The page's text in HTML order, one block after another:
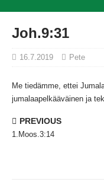
Joh.9:31
16.7.2019 Pete
Me tiedämme, ettei
jumalaapelkääväinen ja
PREVIOUS
1.Moos.3:14